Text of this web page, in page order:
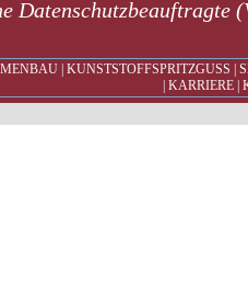
Datenschutzbeauftragte
KUNSTSTOFFSPRITZGUSS
|KARRIERE |